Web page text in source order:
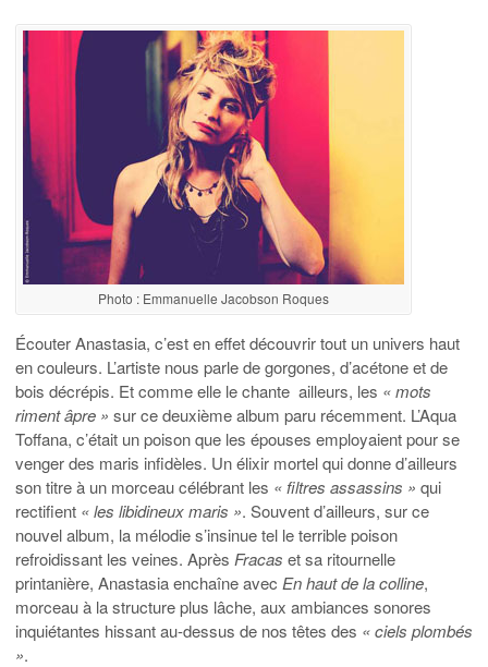
Photo : Emmanuelle Jacobson Roques
Écouter Anastasia, c’est en effet découvrir tout un univers haut
en couleurs. L’artiste nous parle de gorgones, d’acétone et de
bois décrépis. Et comme elle le chante ailleurs, les « mots
riment âpre » sur ce deuxième album paru récemment. L’Aqua
Toffana, c’était un poison que les épouses employaient pour se
venger des maris infidèles. Un élixir mortel qui donne d’ailleurs
son titre à un morceau célébrant les « filtres assassins » qui
rectifient « les libidineux maris ». Souvent d’ailleurs, sur ce
nouvel album, la mélodie s’insinue tel le terrible poison
refroidissant les veines. Après Fracas et sa ritournelle
printanière, Anastasia enchaîne avec En haut de la colline,
morceau à la structure plus lâche, aux ambiances sonores
inquiétantes hissant au-dessus de nos têtes des « ciels plombés
».